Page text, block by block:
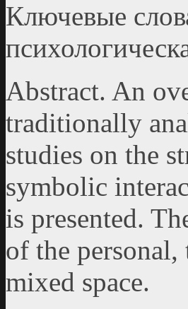
Ключевые
Abstract. An
traditionally
studies on the
symbolic
is presented.
of the
mixed space.